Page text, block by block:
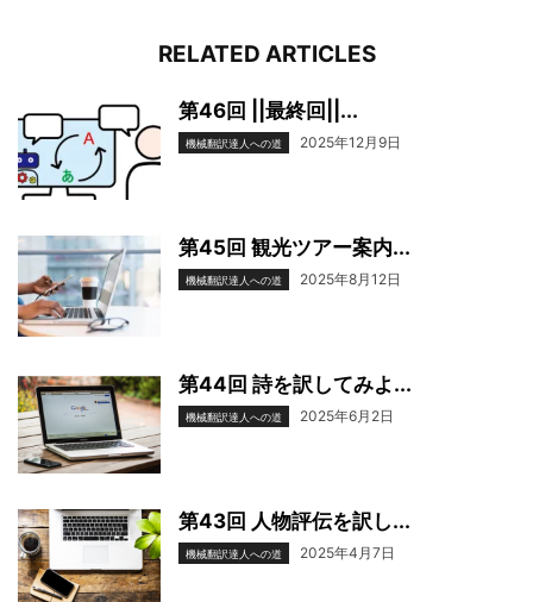
RELATED ARTICLES
第46回 ||最終回||...
機械翻訳達人への道 2025年12月9日
第45回 観光ツアー案内...
機械翻訳達人への道 2025年8月12日
第44回 詩を訳してみよ...
機械翻訳達人への道 2025年6月2日
第43回 人物評伝を訳し...
機械翻訳達人への道 2025年4月7日